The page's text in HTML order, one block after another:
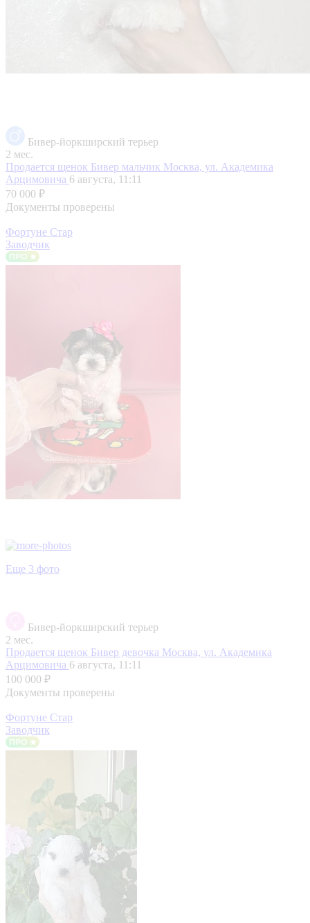
Бивер-йоркширский терьер
2 мес.
Продается щенок Бивер мальчик Москва, ул. Академика
Арцимовича 6 августа, 11:11
70 000 ₽
Документы проверены
Фортуне Стар
Заводчик
Еще 3 фото
Бивер-йоркширский терьер
2 мес.
Продается щенок Бивер девочка Москва, ул. Академика
Арцимовича 6 августа, 11:11
100 000 ₽
Документы проверены
Фортуне Стар
Заводчик